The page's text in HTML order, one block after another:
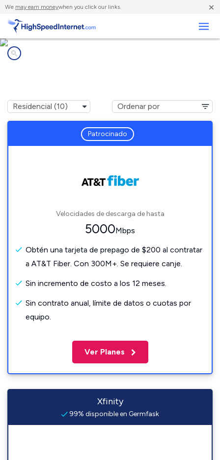
We may earn moneywhen you click our links. ×
Patrocinado
Velocidades de descarga de hasta
5000Mbps
Obtén una tarjeta de prepago de $200 al contratar
a AT&T Fiber. Con 300M+. Se requiere canje.
Sin incremento de costo a los 12 meses.
Sin contrato anual, límite de datos o cuotas por
equipo.
Ver Planes
Xfinity
99% disponible en Germfask